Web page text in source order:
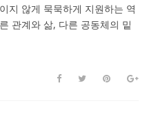
지 않게 묵묵하게 지원하는 역
관계와 삶, 다른 공동체의 밑